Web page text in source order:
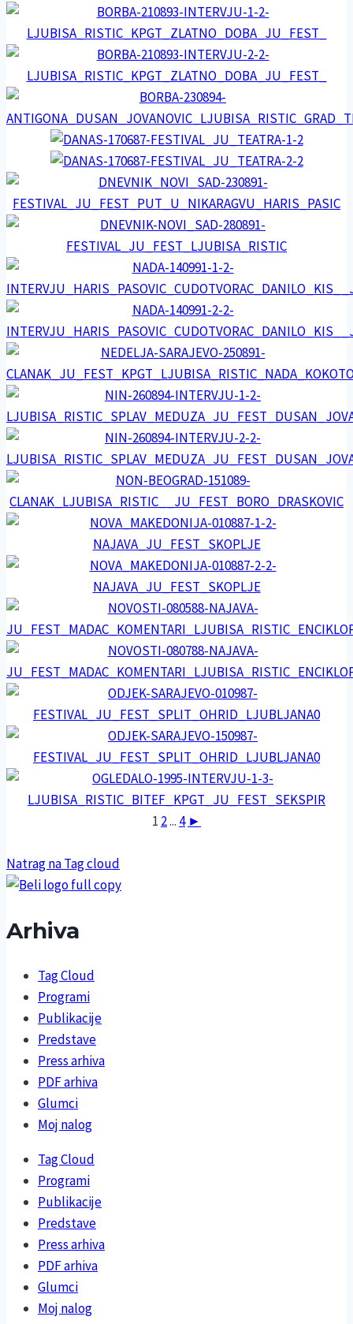
1 2... 4 ►
Natrag na Tag cloud
Arhiva
Tag Cloud
Programi
Publikacije
Predstave
Press arhiva
PDF arhiva
Glumci
Moj nalog
Tag Cloud
Programi
Publikacije
Predstave
Press arhiva
PDF arhiva
Glumci
Moj nalog